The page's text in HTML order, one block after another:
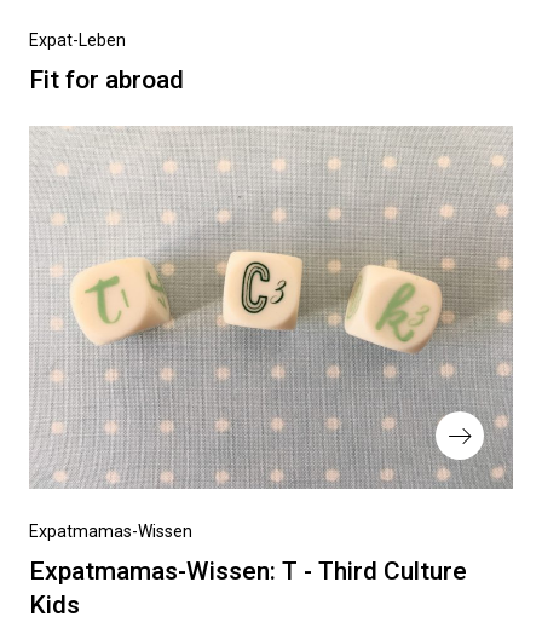
Vorheriger
Beitrag
Expat-Leben
Fit for abroad
Nächster
Beitrag
Expatmamas-Wissen
Expatmamas-Wissen: T - Third Culture
Kids